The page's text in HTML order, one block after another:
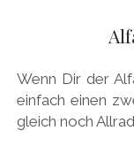
Wenn Dir der
einfach einen
gleich noch